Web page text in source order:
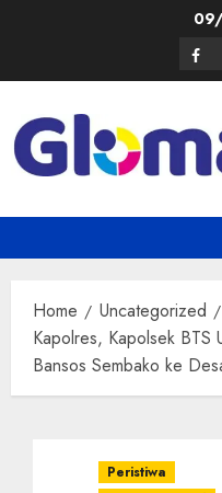
Home
Uncategorized
Kapolres, Kapolsek BTS
Bansos Sembako ke
Peristiwa